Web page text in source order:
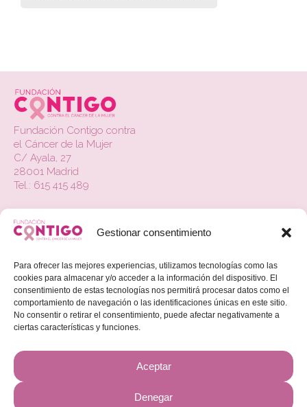
Gestionar consentimiento
Para ofrecer las mejores experiencias, utilizamos tecnologías como las
cookies para almacenar y/o acceder a la información del dispositivo. El
consentimiento de estas tecnologías nos permitirá procesar datos como el
comportamiento de navegación o las identificaciones únicas en este sitio.
No consentir o retirar el consentimiento, puede afectar negativamente a
ciertas características y funciones.
Aceptar
Denegar
Fundación Contigo contra
el Cáncer de la Mujer
C/ Ayala, 27
28001 Madrid
Tel.: 615 415 489
La Fundación
Contacto
Actualidad
Colabora
Beneficios Fiscales